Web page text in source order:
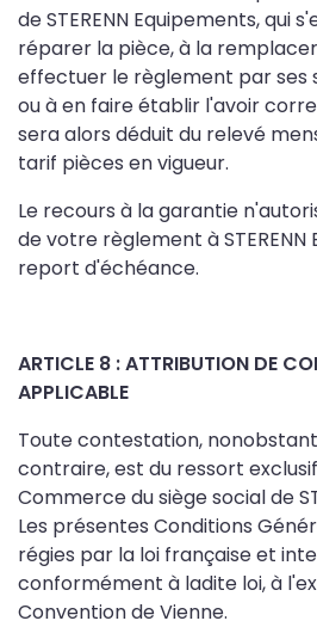
de STERENN Equipements, qui
réparer la pièce, à la
effectuer le règlement par ses
ou à en faire établir l'avoir
sera alors déduit du relevé
tarif pièces en vigueur.
Le recours à la garantie
de votre règlement à STERENN
report d'échéance.
ARTICLE 8 : ATTRIBUTION DE
APPLICABLE
Toute contestation,
contraire, est du ressort
Commerce du siège social de
Les présentes Conditions
régies par la loi française et
conformément à ladite loi, à
Convention de Vienne.